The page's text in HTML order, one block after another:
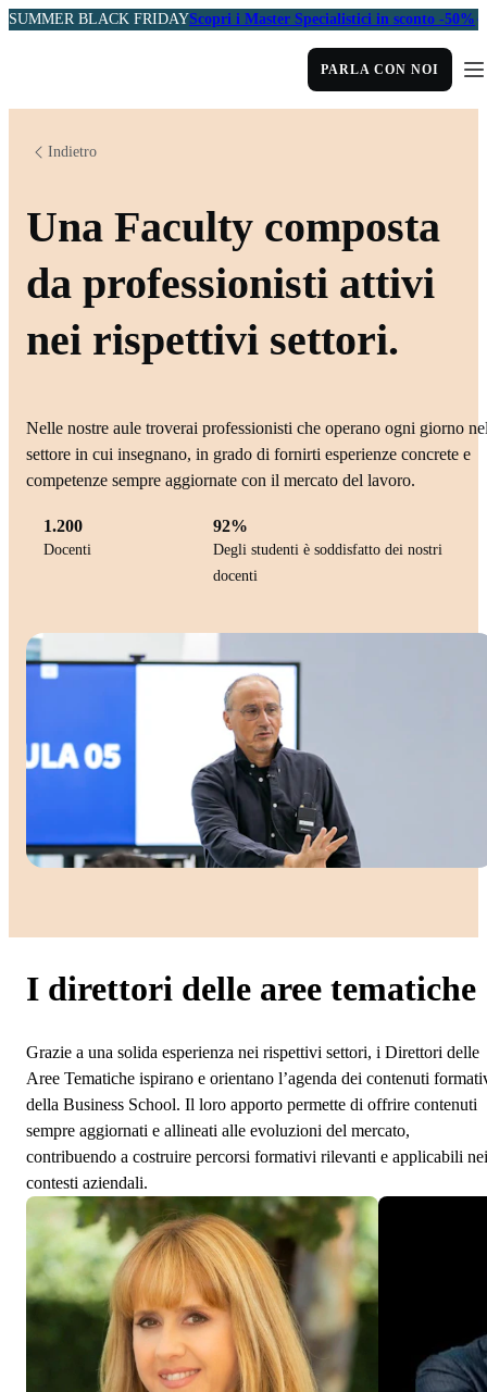
SUMMER BLACK FRIDAYScopri i Master Specialistici in sconto -50%
PARLA CON NOI
Indietro
Una Faculty composta
da professionisti attivi
nei rispettivi settori.
Nelle nostre aule troverai professionisti che operano ogni giorno
settore in cui insegnano, in grado di fornirti esperienze concrete e
competenze sempre aggiornate con il mercato del lavoro.
1.200
Docenti
92%
Degli studenti è soddisfatto dei nostri
docenti
I direttori delle aree tematiche
Grazie a una solida esperienza nei rispettivi settori, i Direttori delle
Aree Tematiche ispirano e orientano l’agenda dei contenuti
della Business School. Il loro apporto permette di offrire contenuti
sempre aggiornati e allineati alle evoluzioni del mercato,
contribuendo a costruire percorsi formativi rilevanti e applicabili nei
contesti aziendali.